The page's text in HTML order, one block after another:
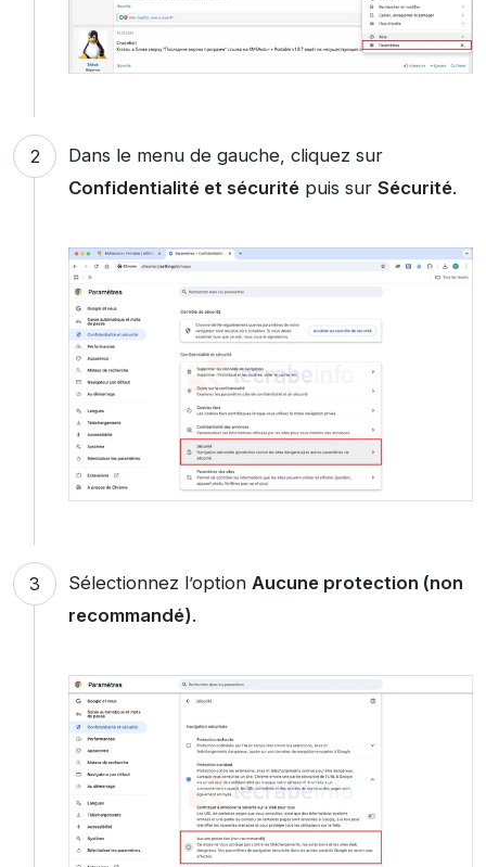
Dans le menu de gauche, cliquez sur
Confidentialité et sécuritépuis sur Sécurité.
Sélectionnez l’option Aucune protection (non
recommandé).